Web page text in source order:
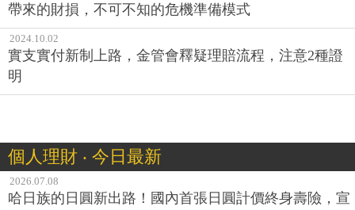
帶來的財損，不可不知的危機準備模式
2024.10.02
實支實付新制上路，金管會釋疑理賠流程，注意2種證
明
個人理財 ‧ 今日最新
2026.07.08
哈日族的日圓新出路！國內首張日圓計價終身壽險，宣